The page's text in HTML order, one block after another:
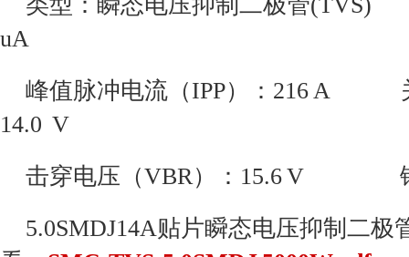
uA
峰值脉冲电流（IPP）：216 A
14.0 V
击穿电压（VBR）：15.6 V 钳
5.0SMDJ14A贴片瞬态电压抑制二